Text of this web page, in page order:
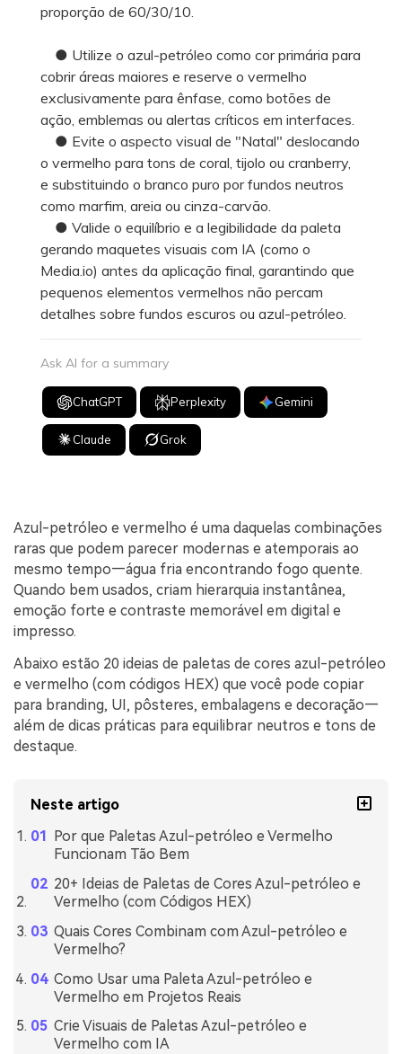
proporção de 60/30/10.
● Utilize o azul-petróleo como cor primária para
cobrir áreas maiores e reserve o vermelho
exclusivamente para ênfase, como botões de
ação, emblemas ou alertas críticos em interfaces.
● Evite o aspecto visual de "Natal" deslocando
o vermelho para tons de coral, tijolo ou cranberry,
e substituindo o branco puro por fundos neutros
como marfim, areia ou cinza-carvão.
● Valide o equilíbrio e a legibilidade da paleta
gerando maquetes visuais com IA (como o
Media.io) antes da aplicação final, garantindo que
pequenos elementos vermelhos não percam
detalhes sobre fundos escuros ou azul-petróleo.
Ask AI for a summary
ChatGPT Perplexity Gemini
Claude Grok
Azul-petróleo e vermelho é uma daquelas combinações
raras que podem parecer modernas e atemporais ao
mesmo tempo—água fria encontrando fogo quente.
Quando bem usados, criam hierarquia instantânea,
emoção forte e contraste memorável em digital e
impresso.
Abaixo estão 20 ideias de paletas de cores azul-petróleo
e vermelho (com códigos HEX) que você pode copiar
para branding, UI, pôsteres, embalagens e decoração—
além de dicas práticas para equilibrar neutros e tons de
destaque.
Neste artigo
Por que Paletas Azul-petróleo e Vermelho
Funcionam Tão Bem
20+ Ideias de Paletas de Cores Azul-petróleo e
Vermelho (com Códigos HEX)
Quais Cores Combinam com Azul-petróleo e
Vermelho?
Como Usar uma Paleta Azul-petróleo e
Vermelho em Projetos Reais
Crie Visuais de Paletas Azul-petróleo e
Vermelho com IA